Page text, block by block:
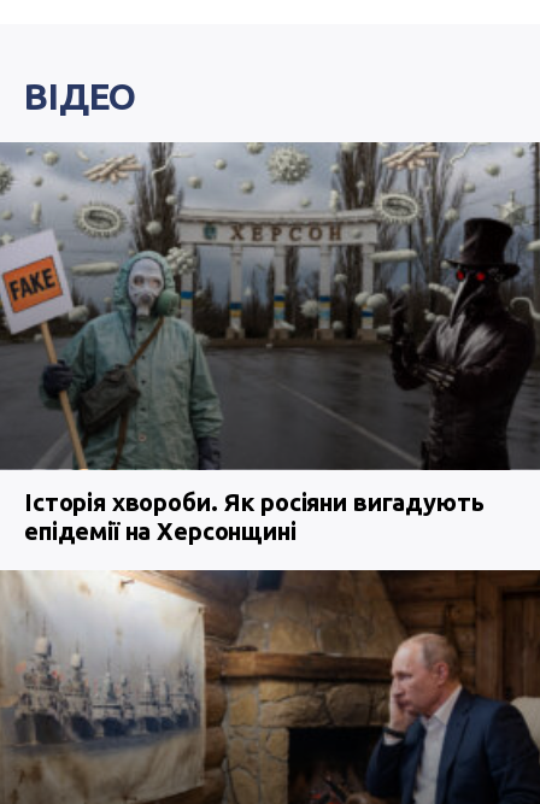
ВІДЕО
Історія хвороби. Як росіяни вигадують
епідемії на Херсонщині